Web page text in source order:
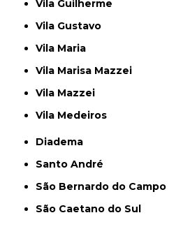
Vila Guilherme
Vila Gustavo
Vila Maria
Vila Marisa Mazzei
Vila Mazzei
Vila Medeiros
Diadema
Santo André
São Bernardo do Campo
São Caetano do Sul